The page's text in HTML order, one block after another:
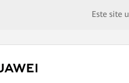
Este site